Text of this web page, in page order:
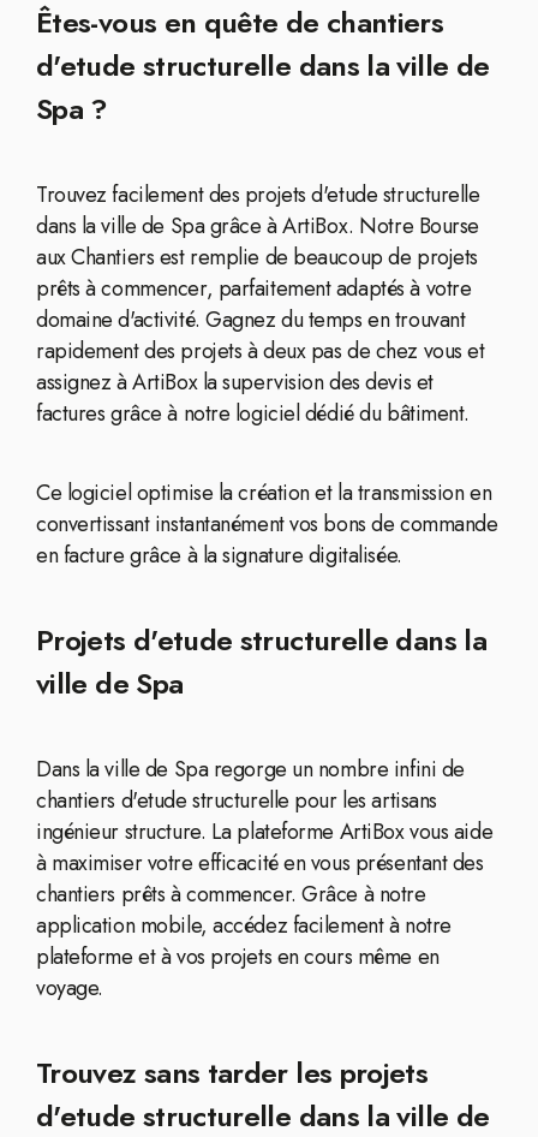
Êtes-vous en quête de chantiers
d'etude structurelle dans la ville de
Spa ?
Trouvez facilement des projets d'etude structurelle
dans la ville de Spa grâce à ArtiBox. Notre Bourse
aux Chantiers est remplie de beaucoup de projets
prêts à commencer, parfaitement adaptés à votre
domaine d'activité. Gagnez du temps en trouvant
rapidement des projets à deux pas de chez vous et
assignez à ArtiBox la supervision des devis et
factures grâce à notre logiciel dédié du bâtiment.
Ce logiciel optimise la création et la transmission en
convertissant instantanément vos bons de commande
en facture grâce à la signature digitalisée.
Projets d'etude structurelle dans la
ville de Spa
Dans la ville de Spa regorge un nombre infini de
chantiers d'etude structurelle pour les artisans
ingénieur structure. La plateforme ArtiBox vous aide
à maximiser votre efficacité en vous présentant des
chantiers prêts à commencer. Grâce à notre
application mobile, accédez facilement à notre
plateforme et à vos projets en cours même en
voyage.
Trouvez sans tarder les projets
d'etude structurelle dans la ville de